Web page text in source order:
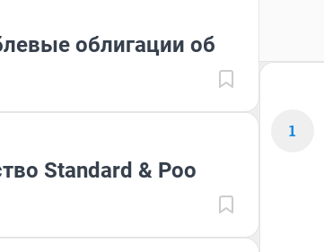
облигации об
Standard & Poo
1